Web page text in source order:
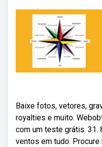
Baixe fotos, vetores,
royalties e muito.
com um teste grátis. 31.
ventos em tudo.